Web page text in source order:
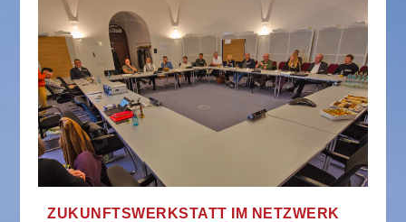
ZUKUNFTSWERKSTATT IM NETZWERK